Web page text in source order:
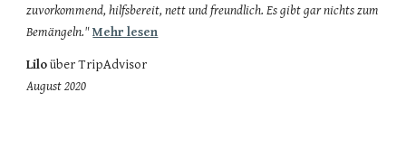
zuvorkommend, hilfsbereit, nett und freundlich. Es gibt gar nichts zum
Bemängeln."Mehr lesen
Liloüber TripAdvisor
August 2020